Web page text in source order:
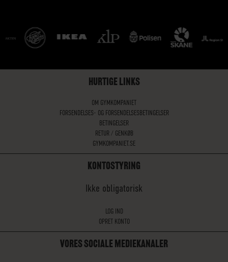
HURTIGE LINKS
OM GYMKOMPANIET
FORSENDELSES- OG FORSENDELSESBETINGELSER
BETINGELSER
RETUR / GENKØB
GYMKOMPANIET.SE
KONTOSTYRING
Ikke obligatorisk
LOG IND
OPRET KONTO
VORES SOCIALE MEDIEKANALER